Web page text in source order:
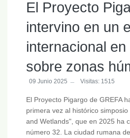
El Proyecto
intervino en un
internacional
sobre zonas
09 Junio 2025 Visitas: 1515
El Proyecto Pigargo de GREFA
primera vez al histórico
and Wetlands", que en 2025 ha
número 32. La ciudad rumana